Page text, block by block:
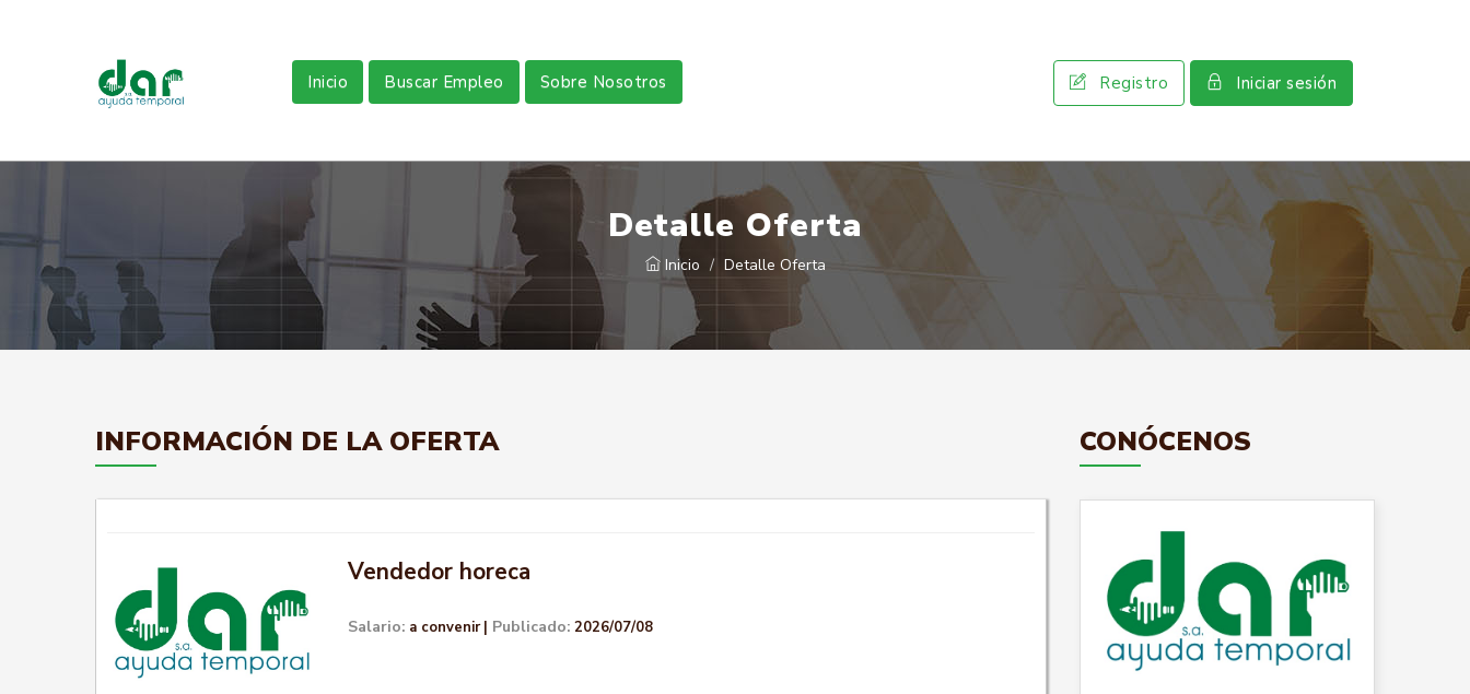
Inicio Buscar Empleo Sobre Nosotros Registro Iniciar sesión
Detalle Oferta
Inicio Detalle Oferta
INFORMACIÓN DE LA OFERTA
Vendedor horeca
Salario: a convenir | Publicado: 2026/07/08
CONÓCENOS